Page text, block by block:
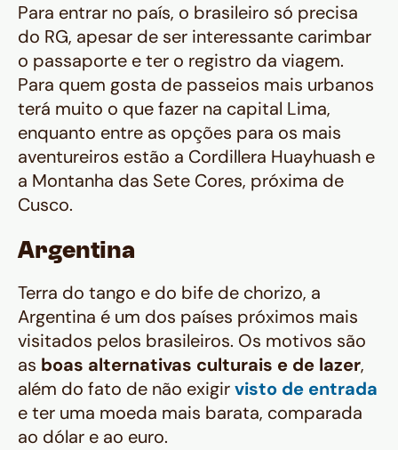
Para entrar no país, o brasileiro só precisa
do RG, apesar de ser interessante carimbar
o passaporte e ter o registro da viagem.
Para quem gosta de passeios mais urbanos
terá muito o que fazer na capital Lima,
enquanto entre as opções para os mais
aventureiros estão a Cordillera Huayhuash e
a Montanha das Sete Cores, próxima de
Cusco.
Argentina
Terra do tango e do bife de chorizo, a
Argentina é um dos países próximos mais
visitados pelos brasileiros. Os motivos são
as boas alternativas culturais e de lazer,
além do fato de não exigirvisto de entrada
e ter uma moeda mais barata, comparada
ao dólar e ao euro.